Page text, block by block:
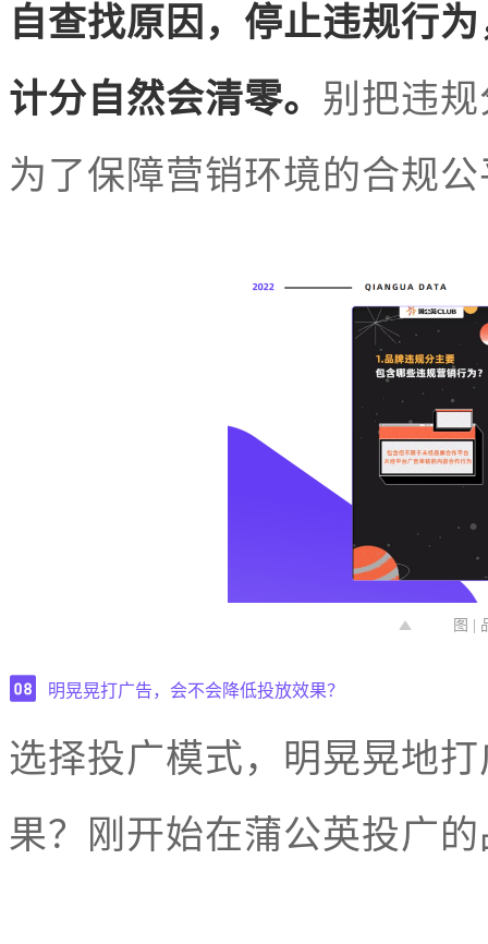
自查找原因，停止违规行
计分自然会清零。 别把违
为了保障营销环境的合规
图 |
明晃晃打广告，会不会降低投放效果？
选择投广模式，明晃晃地
果？刚开始在蒲公英投广